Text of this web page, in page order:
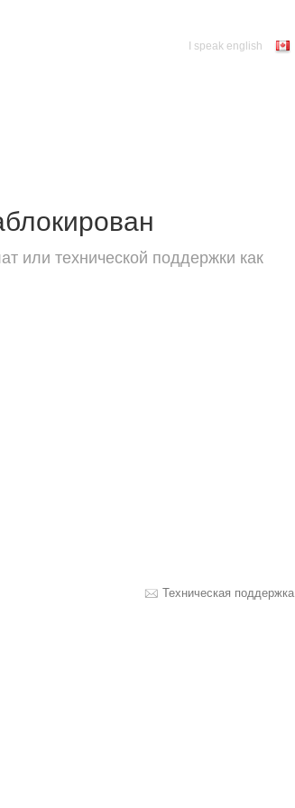
I speak english
или технической поддержки как
Техническая поддержка